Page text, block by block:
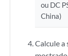
ou DC
China)
Calcule